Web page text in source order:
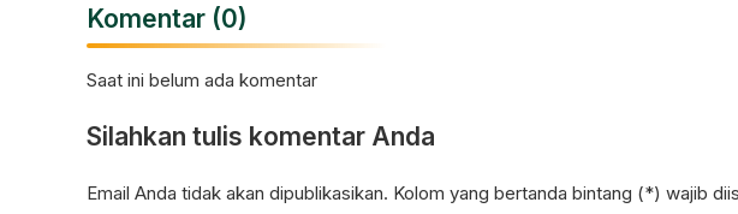
Komentar (0)
Saat ini belum ada komentar
Silahkan tulis komentar Anda
Email Anda tidak akan dipublikasikan. Kolom yang bertanda bintang (*) wajib